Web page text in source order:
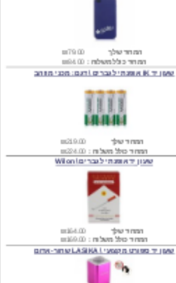
המחיר שלך
המחיר כולל משלוח :
המחיר שלך
₪224.00 המחיר כולל משלוח :
שעון יד אופנתי לגברים \ Wilon
המחיר כולל משלוח :
שעון יד ספורט מקצועי \ LASIKA שחור-אדום
המחיר שלך